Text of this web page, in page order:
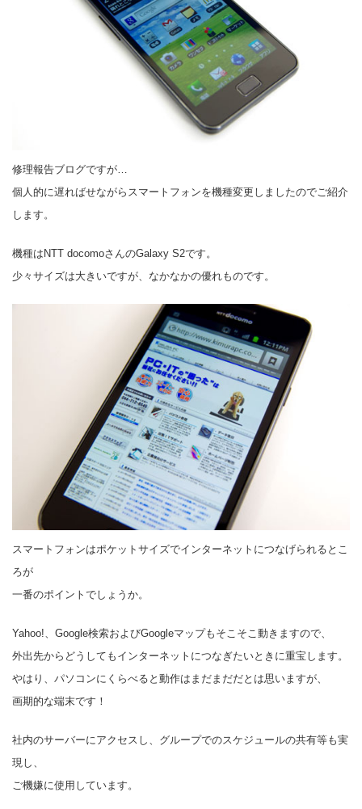
修理報告ブログですが…
個人的に遅ればせながらスマートフォンを機種変更しましたのでご紹介
します。
機種はNTT docomoさんのGalaxy S2です。
少々サイズは大きいですが、なかなかの優れものです。
スマートフォンはポケットサイズでインターネットにつなげられるとこ
ろが
一番のポイントでしょうか。
Yahoo!、Google検索およびGoogleマップもそこそこ動きますので、
外出先からどうしてもインターネットにつなぎたいときに重宝します。
やはり、パソコンにくらべると動作はまだまだだとは思いますが、
画期的な端末です！
社内のサーバーにアクセスし、グループでのスケジュールの共有等も実
現し、
ご機嫌に使用しています。